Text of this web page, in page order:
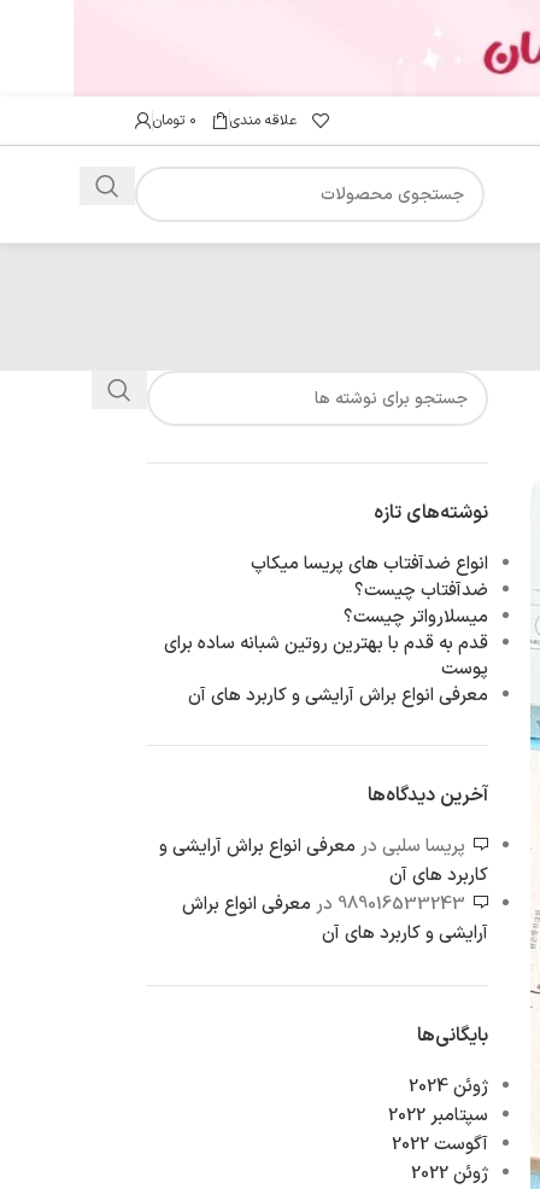
علاقه مندی ۰ تومان
نوشته‌های تازه
انواع ضدآفتاب های پریسا میکاپ
ضدآفتاب چیست؟
میسلارواتر چیست؟
قدم به قدم با بهترین روتین شبانه ساده برای
پوست
معرفی انواع براش آرایشی و کاربرد های آن
آخرین دیدگاه‌ها
پریسا سلبیدر معرفی انواع براش آرایشی و
کاربرد های آن
989016533243 در معرفی انواع براش
آرایشی و کاربرد های آن
بایگانی‌ها
ژوئن 2024
سپتامبر 2022
آگوست 2022
ژوئن 2022